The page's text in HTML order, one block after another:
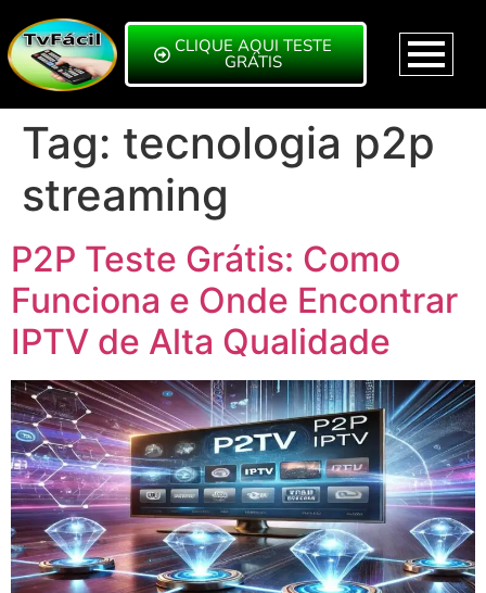
CLIQUE AQUI TESTE
GRÁTIS
Tag: tecnologia p2p
streaming
P2P Teste Grátis: Como
Funciona e Onde Encontrar
IPTV de Alta Qualidade